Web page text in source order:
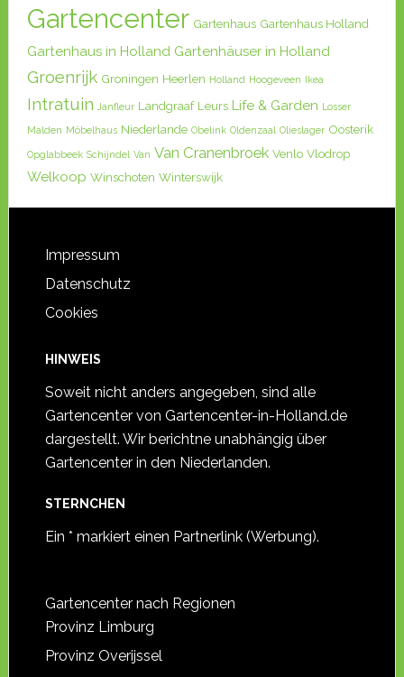
Gartencenter Gartenhaus Gartenhaus Holland
Gartenhaus in Holland Gartenhäuser in Holland
Groenrijk Groningen Heerlen Holland Hoogeveen Ikea
Intratuin Janfleur Landgraaf Leurs Life & Garden Losser
Malden Möbelhaus Niederlande Obelink Oldenzaal Olieslager Oosterik
Opglabbeek Schijndel Van Van Cranenbroek Venlo Vlodrop
Welkoop Winschoten Winterswijk
Impressum
Datenschutz
Cookies
HINWEIS
Soweit nicht anders angegeben, sind alle
Gartencenter von Gartencenter-in-Holland.de
dargestellt. Wir berichtne unabhängig über
Gartencenter in den Niederlanden.
STERNCHEN
Ein * markiert einen Partnerlink (Werbung).
Gartencenter nach Regionen
Provinz Limburg
Provinz Overijssel